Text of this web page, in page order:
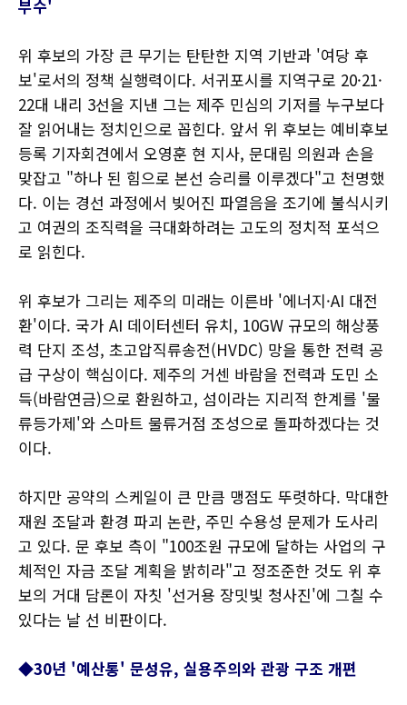
부수'
위 후보의 가장 큰 무기는 탄탄한 지역 기반과 '여당 후
보'로서의 정책 실행력이다. 서귀포시를 지역구로 20·21·
22대 내리 3선을 지낸 그는 제주 민심의 기저를 누구보다
잘 읽어내는 정치인으로 꼽힌다. 앞서 위 후보는 예비후보
등록 기자회견에서 오영훈 현 지사, 문대림 의원과 손을
맞잡고 "하나 된 힘으로 본선 승리를 이루겠다"고 천명했
다. 이는 경선 과정에서 빚어진 파열음을 조기에 불식시키
고 여권의 조직력을 극대화하려는 고도의 정치적 포석으
로 읽힌다.
위 후보가 그리는 제주의 미래는 이른바 '에너지·AI 대전
환'이다. 국가 AI 데이터센터 유치, 10GW 규모의 해상풍
력 단지 조성, 초고압직류송전(HVDC) 망을 통한 전력 공
급 구상이 핵심이다. 제주의 거센 바람을 전력과 도민 소
득(바람연금)으로 환원하고, 섬이라는 지리적 한계를 '물
류등가제'와 스마트 물류거점 조성으로 돌파하겠다는 것
이다.
하지만 공약의 스케일이 큰 만큼 맹점도 뚜렷하다. 막대한
재원 조달과 환경 파괴 논란, 주민 수용성 문제가 도사리
고 있다. 문 후보 측이 "100조원 규모에 달하는 사업의 구
체적인 자금 조달 계획을 밝히라"고 정조준한 것도 위 후
보의 거대 담론이 자칫 '선거용 장밋빛 청사진'에 그칠 수
있다는 날 선 비판이다.
◆30년 '예산통' 문성유, 실용주의와 관광 구조 개편